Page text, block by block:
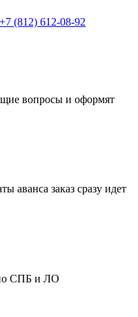
+7 (812) 612-08-92
вопросы и оформят
аванса заказ сразу идет
СПБ и ЛО